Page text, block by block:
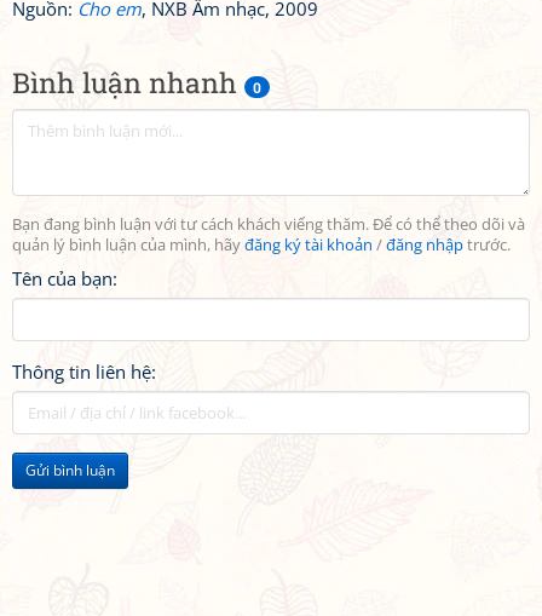
Bình luận nhanh 0
Bạn đang bình luận với tư cách khách viếng thăm. Để có thể theo dõi và
quản lý bình luận của mình, hãyđăng ký tài khoản /đăng nhậptrước.
Tên của bạn:
Thông tin liên hệ:
Gửi bình luận
Nguồn: Cho em, NXB Âm nhạc, 2009